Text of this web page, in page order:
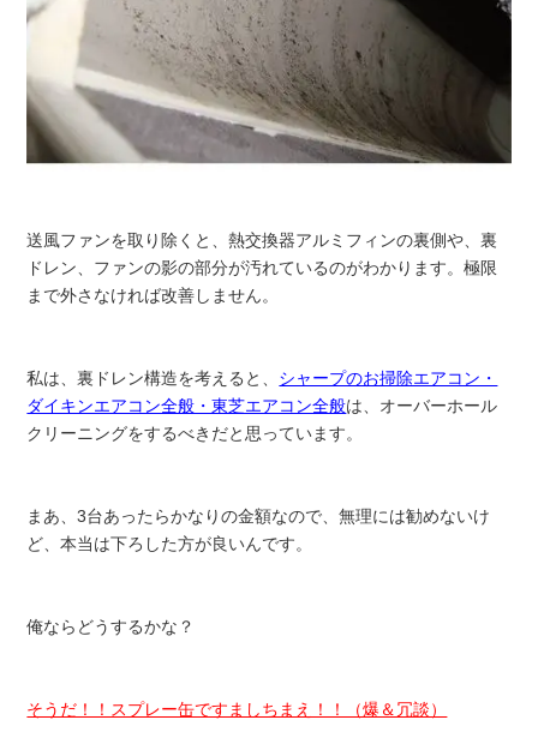
送風ファンを取り除くと、熱交換器アルミフィンの裏側や、裏
ドレン、ファンの影の部分が汚れているのがわかります。極限
まで外さなければ改善しません。
私は、裏ドレン構造を考えると、 シャープのお掃除エアコン・
ダイキンエアコン全般・東芝エアコン全般は、オーバーホール
クリーニングをするべきだと思っています。
まあ、3台あったらかなりの金額なので、無理には勧めないけ
ど、本当は下ろした方が良いんです。
俺ならどうするかな？
そうだ！！スプレー缶ですましちまえ！！（爆＆冗談）